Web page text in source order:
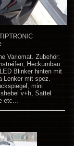
Variomat. Zubehör:
Heckumbau
Blinker hinten mit
Lenker mit spez.
mini
v+h, Sattel
etc...